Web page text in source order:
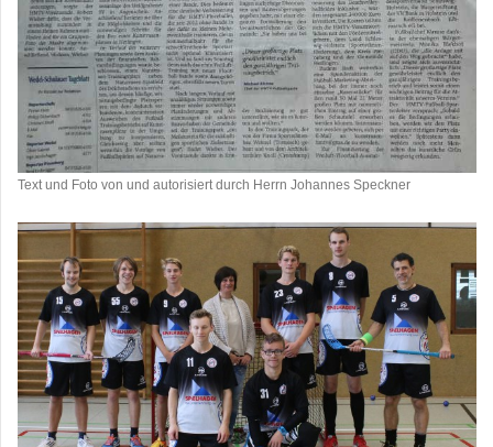
Text und Foto von und autorisiert durch Herrn Johannes Speckner